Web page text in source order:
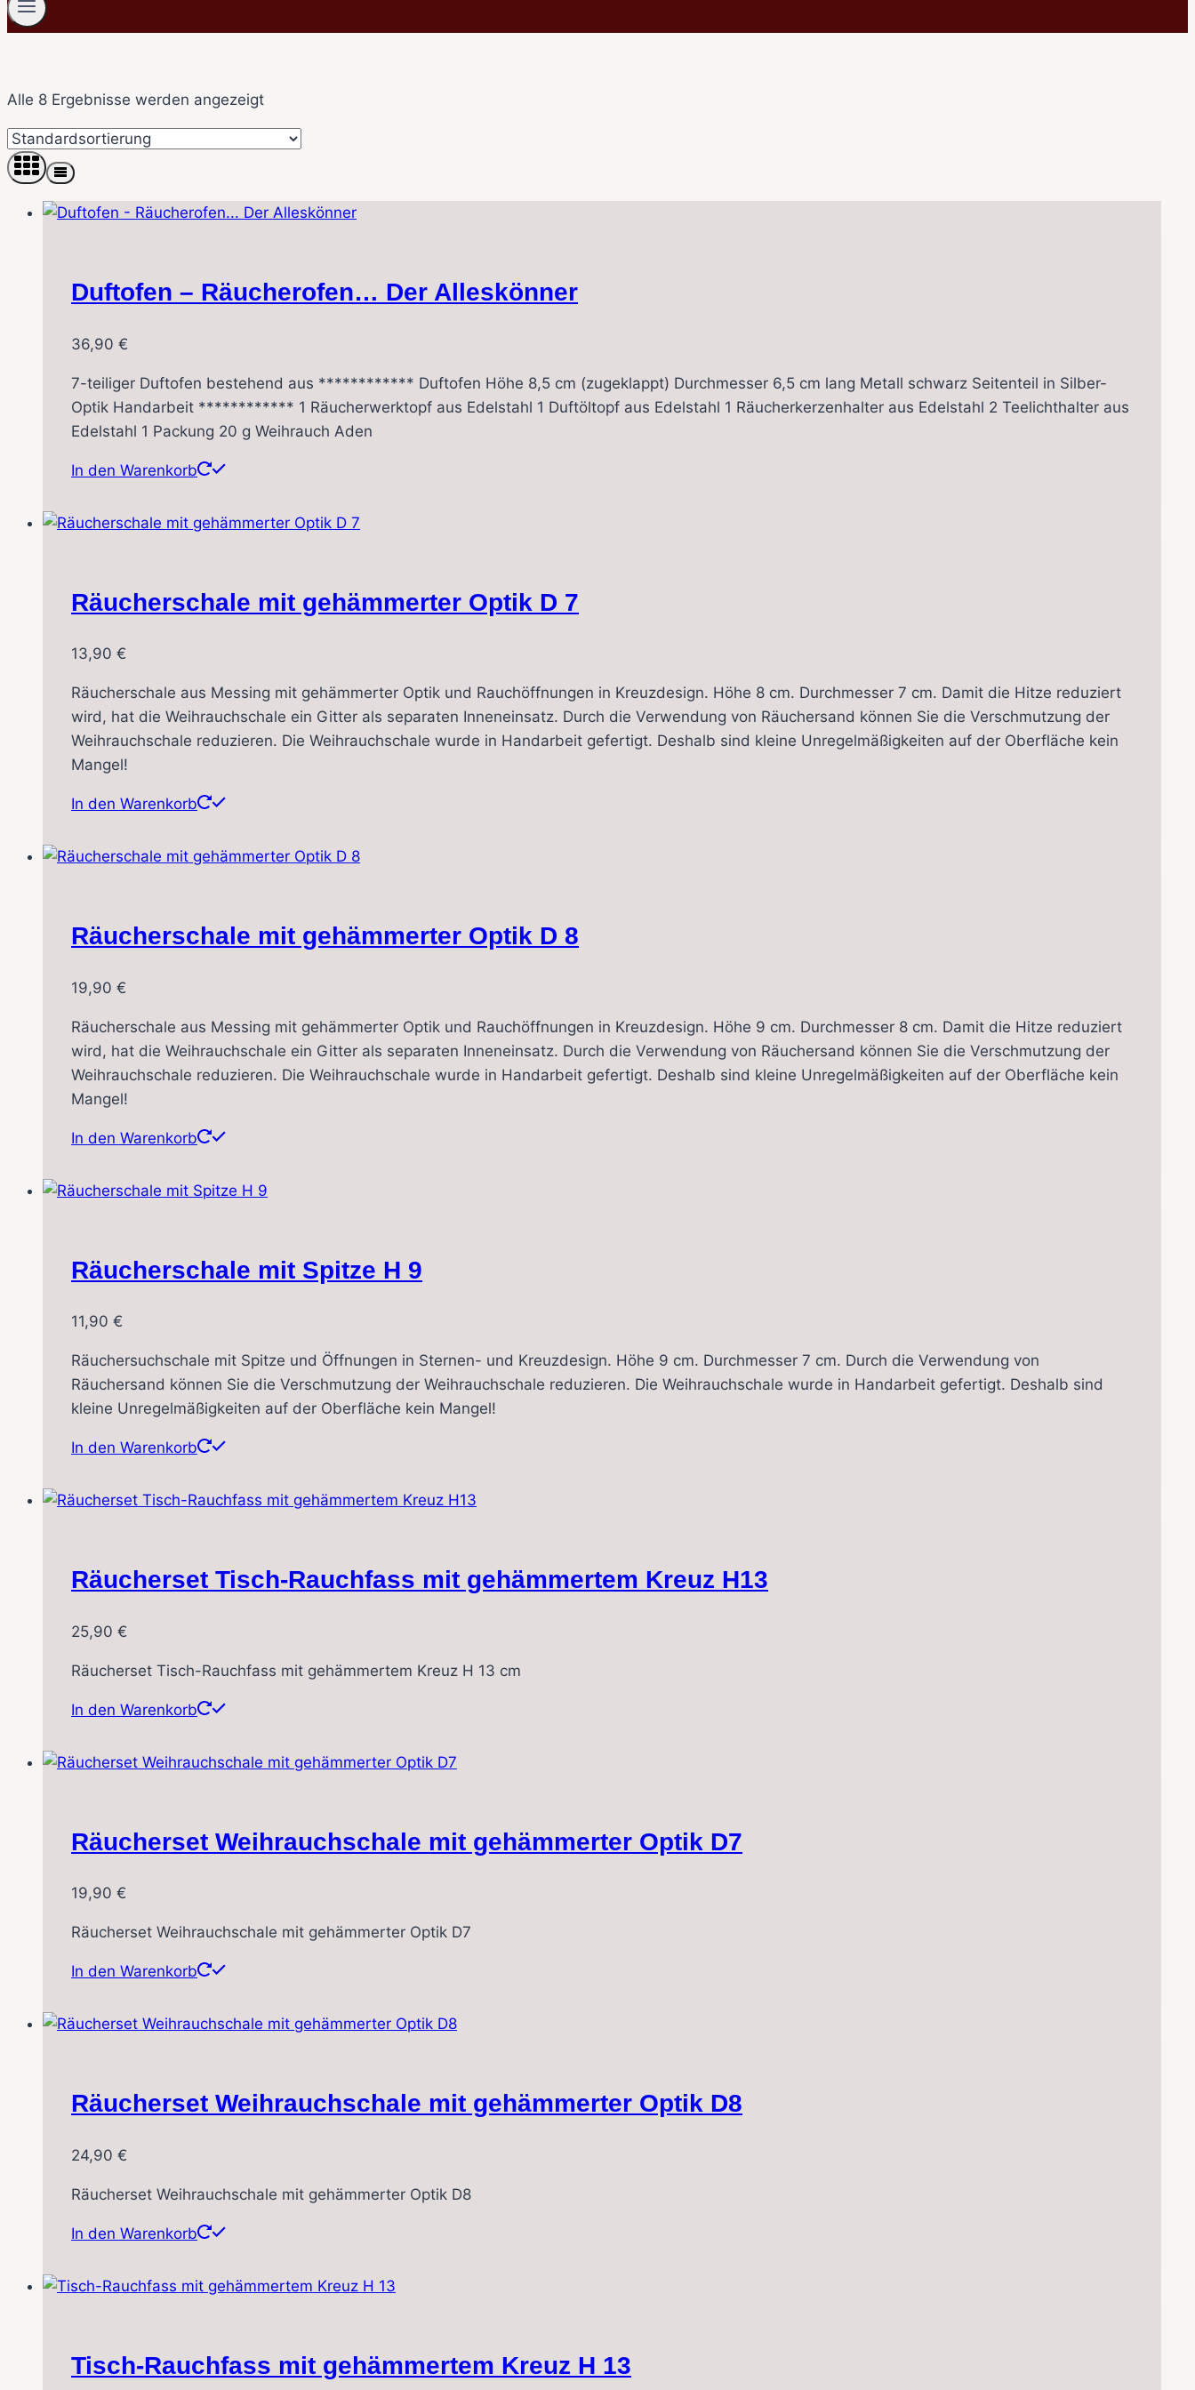
Alle 8 Ergebnisse werden angezeigt
Duftofen – Räucherofen… Der Alleskönner
36,90 €
7-teiliger Duftofen bestehend aus ************ Duftofen Höhe 8,5 cm (zugeklappt) Durchmesser 6,5 cm lang Metall schwarz Seitenteil in Silber-
Optik Handarbeit ************ 1 Räucherwerktopf aus Edelstahl 1 Duftöltopf aus Edelstahl 1 Räucherkerzenhalter aus Edelstahl 2 Teelichthalter aus
Edelstahl 1 Packung 20 g Weihrauch Aden
In den Warenkorb
Räucherschale mit gehämmerter Optik D 7
13,90 €
Räucherschale aus Messing mit gehämmerter Optik und Rauchöffnungen in Kreuzdesign. Höhe 8 cm. Durchmesser 7 cm. Damit die Hitze reduziert
wird, hat die Weihrauchschale ein Gitter als separaten Inneneinsatz. Durch die Verwendung von Räuchersand können Sie die Verschmutzung der
Weihrauchschale reduzieren. Die Weihrauchschale wurde in Handarbeit gefertigt. Deshalb sind kleine Unregelmäßigkeiten auf der Oberfläche kein
Mangel!
In den Warenkorb
Räucherschale mit gehämmerter Optik D 8
19,90 €
Räucherschale aus Messing mit gehämmerter Optik und Rauchöffnungen in Kreuzdesign. Höhe 9 cm. Durchmesser 8 cm. Damit die Hitze reduziert
wird, hat die Weihrauchschale ein Gitter als separaten Inneneinsatz. Durch die Verwendung von Räuchersand können Sie die Verschmutzung der
Weihrauchschale reduzieren. Die Weihrauchschale wurde in Handarbeit gefertigt. Deshalb sind kleine Unregelmäßigkeiten auf der Oberfläche kein
Mangel!
In den Warenkorb
Räucherschale mit Spitze H 9
11,90 €
Räuchersuchschale mit Spitze und Öffnungen in Sternen- und Kreuzdesign. Höhe 9 cm. Durchmesser 7 cm. Durch die Verwendung von
Räuchersand können Sie die Verschmutzung der Weihrauchschale reduzieren. Die Weihrauchschale wurde in Handarbeit gefertigt. Deshalb sind
kleine Unregelmäßigkeiten auf der Oberfläche kein Mangel!
In den Warenkorb
Räucherset Tisch-Rauchfass mit gehämmertem Kreuz H13
25,90 €
Räucherset Tisch-Rauchfass mit gehämmertem Kreuz H 13 cm
In den Warenkorb
Räucherset Weihrauchschale mit gehämmerter Optik D7
19,90 €
Räucherset Weihrauchschale mit gehämmerter Optik D7
In den Warenkorb
Räucherset Weihrauchschale mit gehämmerter Optik D8
24,90 €
Räucherset Weihrauchschale mit gehämmerter Optik D8
In den Warenkorb
Tisch-Rauchfass mit gehämmertem Kreuz H 13